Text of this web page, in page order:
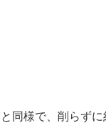
同様で、削らず